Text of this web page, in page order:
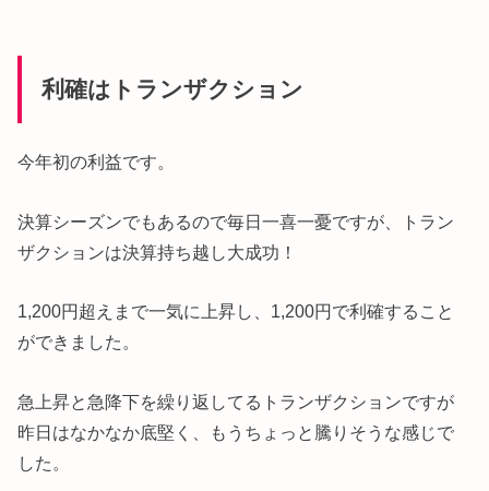
利確はトランザクション
今年初の利益です。
決算シーズンでもあるので毎日一喜一憂ですが、トラン
ザクションは決算持ち越し大成功！
1,200円超えまで一気に上昇し、1,200円で利確すること
ができました。
急上昇と急降下を繰り返してるトランザクションですが
昨日はなかなか底堅く、もうちょっと騰りそうな感じで
した。